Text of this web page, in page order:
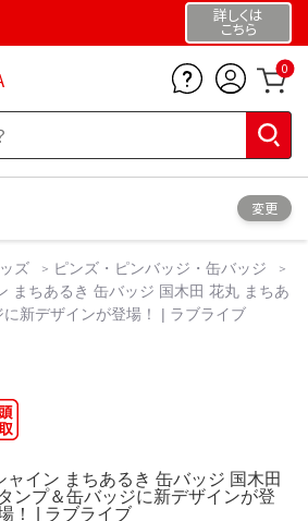
詳しくは
こちら
0
変更
ズ
ピンズ・ピンバッジ・缶バッジ
まちあるき 缶バッジ 国木田 花丸 まちあ
新デザインが登場！ | ラブライブ